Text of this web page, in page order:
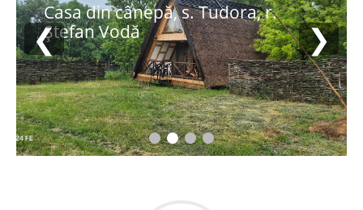
Casa din cânepă, s. Tudora, r.
Ștefan Vodă
❮ ❯